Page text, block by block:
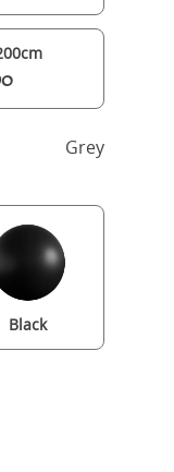
Juno mattress
Grey
Black